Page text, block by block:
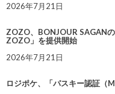
2026年7月21日
ZOZO、BONJOUR SAGAN
ZOZO」を提供開始
2026年7月21日
ロジポケ、「パスキー認証（